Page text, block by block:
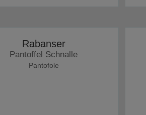
Rabanser
Pantoffel Schnalle
Pantofole